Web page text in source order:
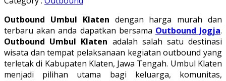
Outbound Umbul Klaten dengan harga murah dan
terbaru akan anda dapatkan bersama Outbound Jogja.
Outbound Umbul Klaten adalah salah satu destinasi
wisata dan tempat pelaksanaan kegiatan outbound yang
terletak di Kabupaten Klaten, Jawa Tengah. Umbul Klaten
menjadi pilihan utama bagi keluarga, komunitas,